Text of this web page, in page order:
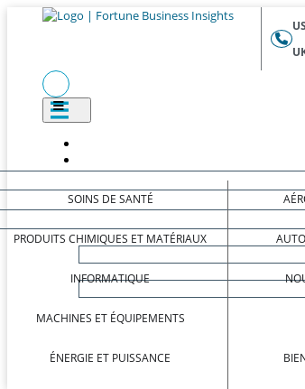
SOINS DE SANTÉ
PRODUITS CHIMIQUES ET MATÉRIAUX
INFORMATIQUE
MACHINES ET ÉQUIPEMENTS
ÉNERGIE ET PUISSANCE